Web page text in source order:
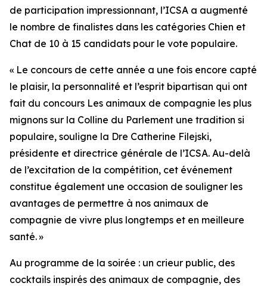
de participation impressionnant, l’ICSA a augmenté
le nombre de finalistes dans les catégories Chien et
Chat de 10 à 15 candidats pour le vote populaire.
« Le concours de cette année a une fois encore capté
le plaisir, la personnalité et l’esprit bipartisan qui ont
fait du concours Les animaux de compagnie les plus
mignons sur la Colline du Parlement une tradition si
populaire, souligne la Dre Catherine Filejski,
présidente et directrice générale de l’ICSA. Au-delà
de l’excitation de la compétition, cet événement
constitue également une occasion de souligner les
avantages de permettre à nos animaux de
compagnie de vivre plus longtemps et en meilleure
santé. »
Au programme de la soirée : un crieur public, des
cocktails inspirés des animaux de compagnie, des